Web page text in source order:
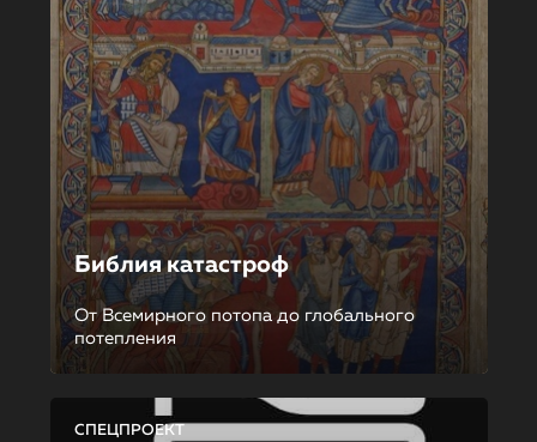
Библия катастроф
От Всемирного потопа до глобального
потепления
СПЕЦПРОЕКТ